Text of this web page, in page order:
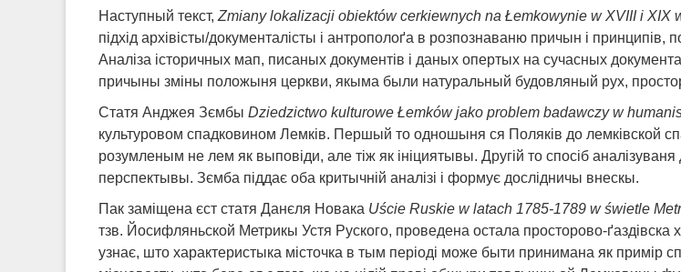
Наступный текст, Zmiany lokalizacji obiektów cerkiewnych na Łemkowynie w XVIII i XIX
підхід архівісты/документалісты і антрополоґа в розпознаваню причын і
Аналіза історичных мап, писаных документів і даных опертых на сучасных
причыны зміны положыня церкви, якыма были натуральный будовляный рух,
Статя Анджея Зємбы Dziedzictwo kulturowe Łemków jako problem badawczy w
культуровом спадковином Лемків. Першый то одношыня ся Поляків до лемківской
розумленым не лем як выповіди, але тіж як ініциятывы. Другій то спосіб
перспектывы. Зємба піддає оба критычній аналізі і формує дослідничы внескы.
Пак заміщена єст статя Данєля Новака Uście Ruskie w latach 1785-1789 w świetle
тзв. Йосифляньской Метрикы Устя Руского, проведена остала просторово-ґаздівска
узнає, што характеристыка місточка в тым періоді може быти принимана як примір